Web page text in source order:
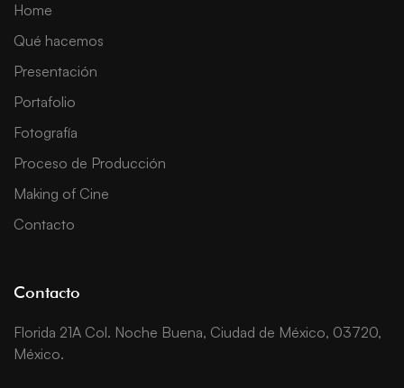
Home
Qué hacemos
Presentación
Portafolio
Fotografía
Proceso de Producción
Making of Cine
Contacto
Contacto
Florida 21A Col. Noche Buena, Ciudad de México, 03720,
México.